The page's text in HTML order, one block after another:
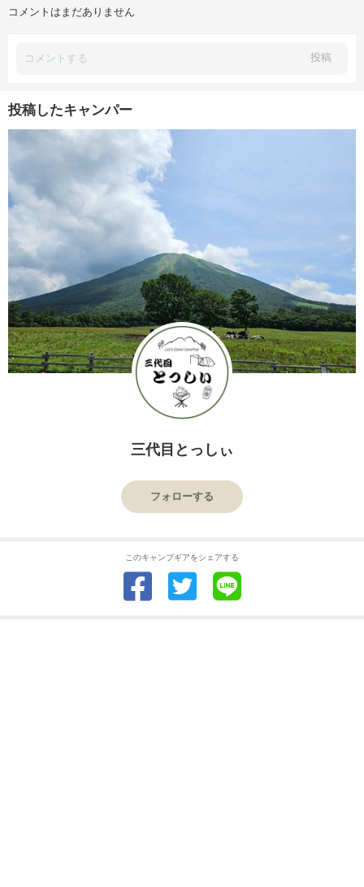
コメントはまだありません
投稿
投稿したキャンパー
三代目とっしぃ
フォローする
このキャンプギアをシェアする